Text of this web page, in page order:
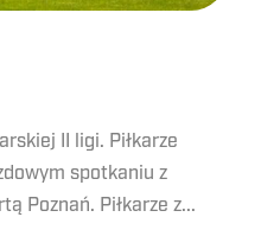
II ligi. Piłkarze
spotkaniu z
Poznań. Piłkarze z...